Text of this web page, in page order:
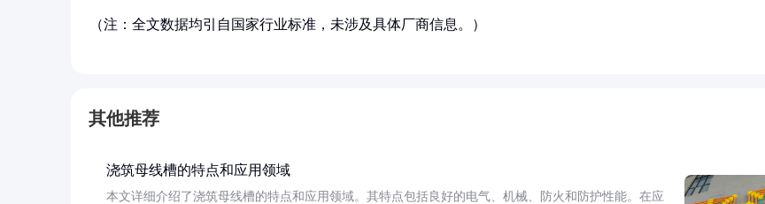
（注：全文数据均引自国家行业标准，未涉及具体厂商信息。）
其他推荐
浇筑母线槽的特点和应用领域
本文详细介绍了浇筑母线槽的特点和应用领域。其特点包括良好的电气、机械、防火和防护性能。在应